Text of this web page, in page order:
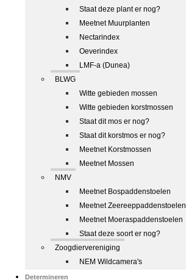
Staat deze plant er nog?
Meetnet Muurplanten
Nectarindex
Oeverindex
LMF-a (Dunea)
BLWG
Witte gebieden mossen
Witte gebieden korstmossen
Staat dit mos er nog?
Staat dit korstmos er nog?
Meetnet Korstmossen
Meetnet Mossen
NMV
Meetnet Bospaddenstoelen
Meetnet Zeereeppaddenstoelen
Meetnet Moeraspaddenstoelen
Staat deze soort er nog?
Zoogdiervereniging
NEM Wildcamera's
Determineren